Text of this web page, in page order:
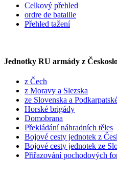
Celkový přehled
ordre de bataille
Přehled tažení
Jednotky RU armády z
z Čech
z Moravy a Slezska
ze Slovenska a
Horské brigády
Domobrana
Překládání náhradních těles
Bojové cesty jednotek z
Bojové cesty jednotek ze
Přiřazování pochodových